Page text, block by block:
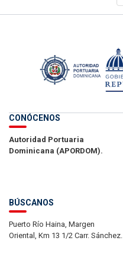
CONÓCENOS
Autoridad Portuaria
Dominicana (APORDOM).
BÚSCANOS
Puerto Río Haina, Margen
Oriental, Km 13 1/2 Carr. Sánchez.